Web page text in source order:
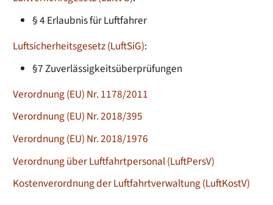
§ 4 Erlaubnis für Luftfahrer
Luftsicherheitsgesetz (LuftSiG):
§7 Zuverlässigkeitsüberprüfungen
Verordnung (EU) Nr. 1178/2011
Verordnung (EU) Nr. 2018/395
Verordnung (EU) Nr. 2018/1976
Verordnung über Luftfahrtpersonal (LuftPersV)
Kostenverordnung der Luftfahrtverwaltung(LuftKostV)